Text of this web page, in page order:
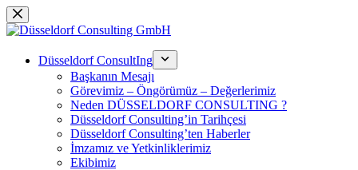
Skip
to
Düsseldorf ConsultIng
Başkanın Mesajı
Görevimiz – Öngörümüz – Değerlerimiz
Neden DÜSSELDORF CONSULTING ?
Düsseldorf Consulting’in Tarihçesi
Düsseldorf Consulting’ten Haberler
İmzamız ve Yetkinliklerimiz
Ekibimiz